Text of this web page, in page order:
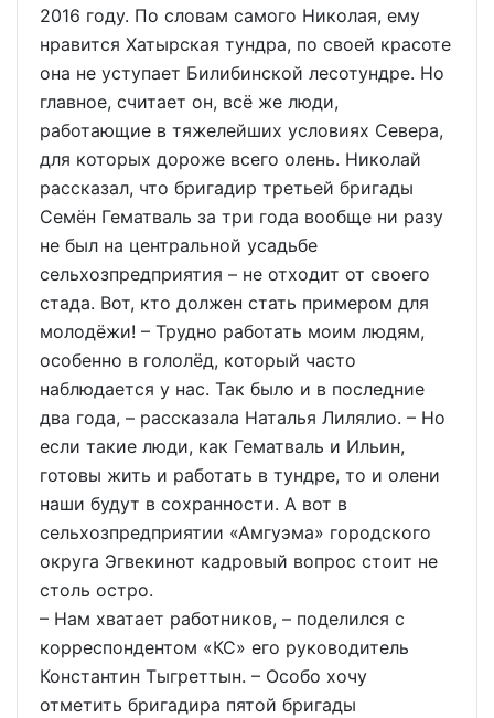
2016 году. По словам самого Николая, ему
нравится Хатырская тундра, по своей красоте
она не уступает Билибинской лесотундре. Но
главное, считает он, всё же люди,
работающие в тяжелейших условиях Севера,
для которых дороже всего олень. Николай
рассказал, что бригадир третьей бригады
Семён Гематваль за три года вообще ни разу
не был на центральной усадьбе
сельхозпредприятия – не отходит от своего
стада. Вот, кто должен стать примером для
молодёжи! – Трудно работать моим людям,
особенно в гололёд, который часто
наблюдается у нас. Так было и в последние
два года, – рассказала Наталья Лилялио. – Но
если такие люди, как Гематваль и Ильин,
готовы жить и работать в тундре, то и олени
наши будут в сохранности. А вот в
сельхозпредприятии «Амгуэма» городского
округа Эгвекинот кадровый вопрос стоит не
столь остро.
– Нам хватает работников, – поделился с
корреспондентом «КС» его руководитель
Константин Тыгреттын. – Особо хочу
отметить бригадира пятой бригады